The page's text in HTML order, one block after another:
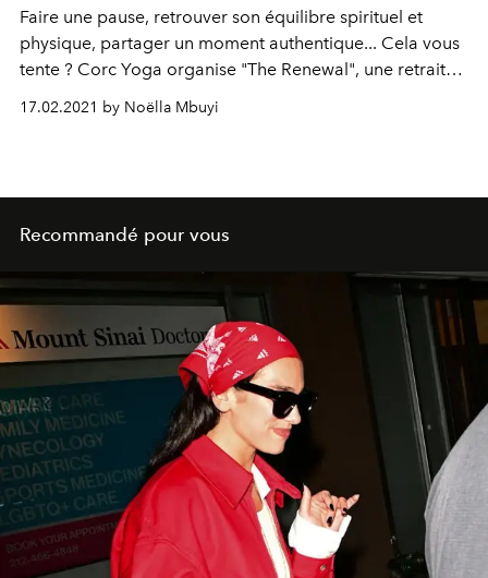
Faire une pause, retrouver son équilibre spirituel et
physique, partager un moment authentique... Cela vous
tente ? Corc Yoga organise "The Renewal", une retraite
exclusive de relaxation pour le corps et l’esprit, dans le
cadre du luxueux écoresort Ecorkhotel Évora, en plein
17.02.2021 by Noëlla Mbuyi
Recommandé pour vous